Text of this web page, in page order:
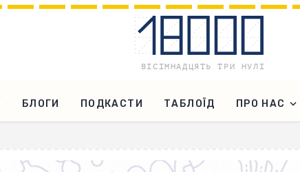
БЛОГИ ПОДКАСТИ ТАБЛОЇД ПРО НАС